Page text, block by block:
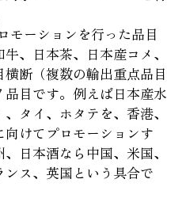
モーションを行った品目
、日本茶、日本産コメ、
断（複数の輸出重点品目
目です。例えば日本産水
タイ、ホタテを、香港、
けてプロモーションす
日本酒なら中国、米国、
ス、英国という具合で